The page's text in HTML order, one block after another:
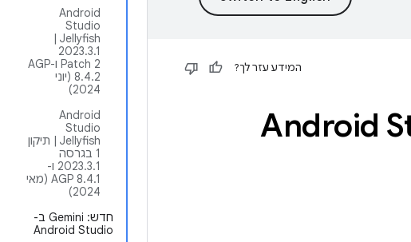
‫Android
Studio
Jellyfish | ‏
2023.3.1
Patch 2 ו-AGP
8.4.2 (יוני
2024)
‫Android
Studio
Jellyfish | תיקון
1 בגרסה
2023.3.1 ו-
AGP 8.4.1 (מאי
2024)
חדש: Gemini ב-
Android Studio
המידע עזר לך?